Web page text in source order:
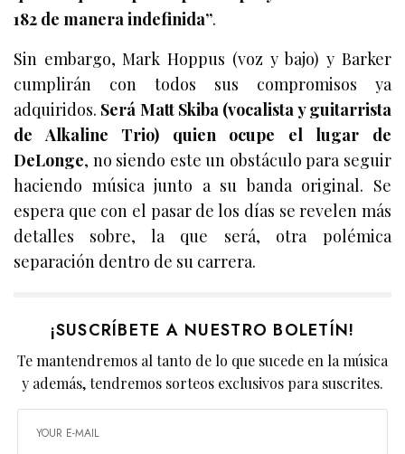
182 de manera indefinida”.
Sin embargo, Mark Hoppus (voz y bajo) y Barker
cumplirán con todos sus compromisos ya
adquiridos. Será Matt Skiba (vocalista y guitarrista
de Alkaline Trio) quien ocupe el lugar de
DeLonge, no siendo este un obstáculo para seguir
haciendo música junto a su banda original. Se
espera que con el pasar de los días se revelen más
detalles sobre, la que será, otra polémica
separación dentro de su carrera.
¡SUSCRÍBETE A NUESTRO BOLETÍN!
Te mantendremos al tanto de lo que sucede en la música
y además, tendremos sorteos exclusivos para suscrites.